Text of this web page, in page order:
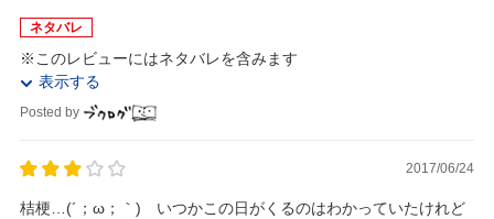
ネタバレ
※このレビューにはネタバレを含みます
表示する
Posted by
2017/06/24
桔梗…(´；ω；｀) いつかこの日がくるのはわかっていたけれど